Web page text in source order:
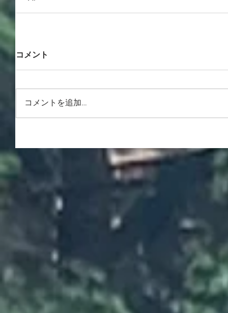
コメント
コメントを追加…